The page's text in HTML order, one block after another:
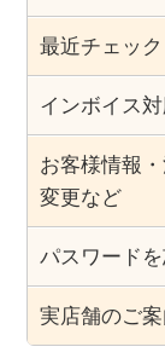
最近チェッ
インボイス
お客様情報
変更など
パスワード
実店舗のご